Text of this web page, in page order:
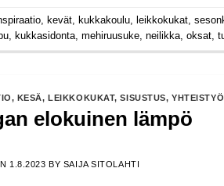
, kevät, kukkakoulu, leikkokukat,
, kukkasidonta, mehiruusuke, neilikka, oksat,
, KESÄ,LEIKKOKUKAT,SISUSTUS,YHTEISTYÖ
elokuinen lämpö
1.8.2023 BY SAIJA SITOLAHTI